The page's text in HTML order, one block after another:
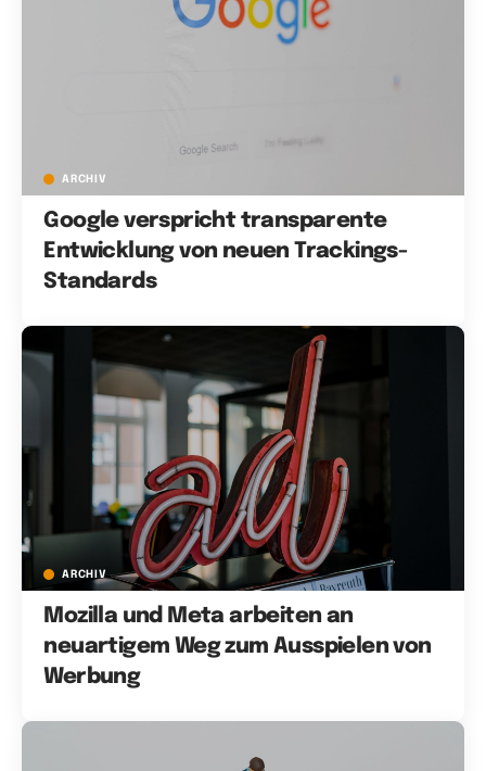
ARCHIV
Google verspricht transparente
Entwicklung von neuen Trackings-
Standards
ARCHIV
Mozilla und Meta arbeiten an
neuartigem Weg zum Ausspielen von
Werbung